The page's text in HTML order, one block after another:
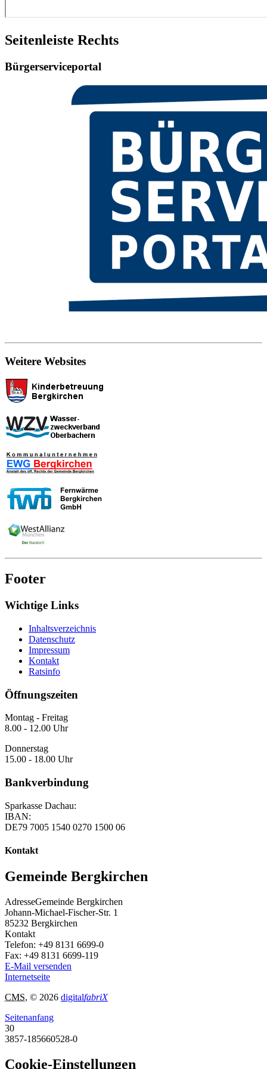
Seitenleiste Rechts
Bürgerserviceportal
Weitere Websites
Footer
Wichtige Links
Inhaltsverzeichnis
Datenschutz
Impressum
Kontakt
Ratsinfo
Öffnungszeiten
Montag - Freitag
8.00 - 12.00 Uhr
Donnerstag
15.00 - 18.00 Uhr
Bankverbindung
Sparkasse Dachau:
IBAN:
DE79 7005 1540 0270 1500 06
Kontakt
Gemeinde Bergkirchen
AdresseGemeinde Bergkirchen
Johann-Michael-Fischer-Str. 1
85232 Bergkirchen
Kontakt
Telefon: +49 8131 6699-0
Fax: +49 8131 6699-119
E-Mail versenden
Internetseite
CMS, © 2026 digitalfabriX
Seitenanfang
30
3857-185660528-0
Cookie-Einstellungen